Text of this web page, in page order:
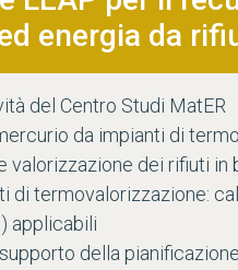
energia da
del Centro Studi MatER
da impianti di
valorizzazione dei rifiuti in
di termovalorizzazione:
applicabili
della